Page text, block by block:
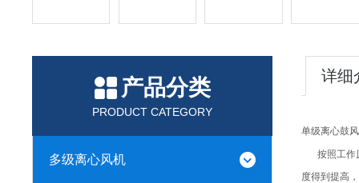
产品分类
PRODUCT CATEGORY
多级离心风机
详细
单级离心鼓
按照工作
度得到提高